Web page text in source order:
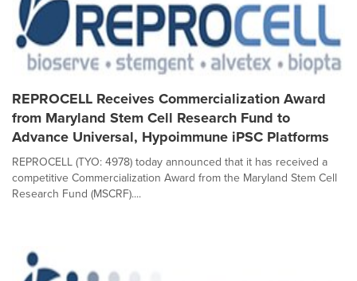
REPROCELL Receives Commercialization Award
from Maryland Stem Cell Research Fund to
Advance Universal, Hypoimmune iPSC Platforms
REPROCELL (TYO: 4978) today announced that it has received a
competitive Commercialization Award from the Maryland Stem Cell
Research Fund (MSCRF)....